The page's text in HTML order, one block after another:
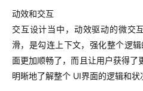
动效和交互
交互设计当中，动效驱动的微交
滑，是勾连上下文，强化整个逻
面更加顺畅了，而且让用户获得了
明晰地了解整个 UI界面的逻辑和状